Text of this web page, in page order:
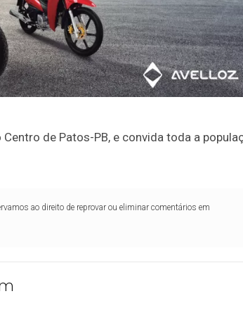
de Patos-PB, e convida toda a
ao direito de reprovar ou eliminar comentários em